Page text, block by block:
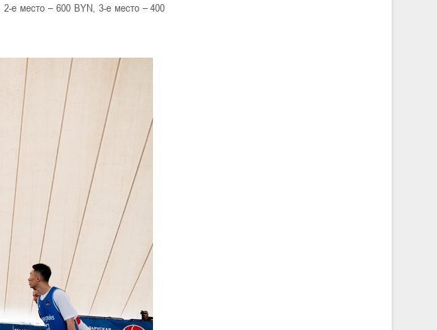
е место – 600 BYN, 3-е место – 400